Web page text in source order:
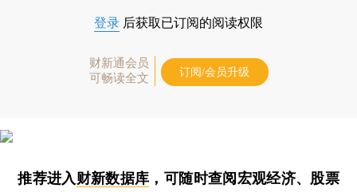
登录 后获取已订阅的阅读权限
财新通会员
可畅读全文
订阅/会员升级
推荐进入财新数据库 ，可随时查阅宏观经济、股票